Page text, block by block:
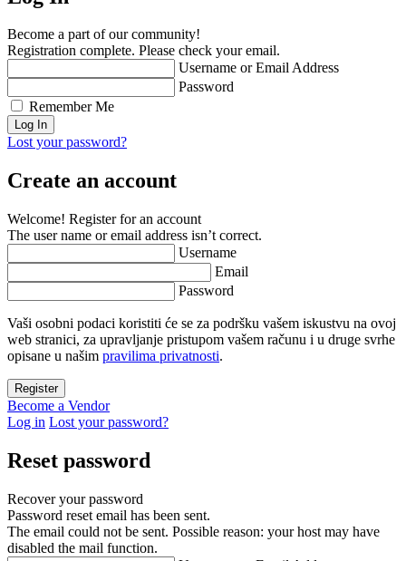
Become a part of our community!
Registration complete. Please check your email.
Username or Email Address
Password
Remember Me
Lost your password?
Create an account
Welcome! Register for an account
The user name or email address isn’t correct.
Username
Email
Password
Vaši osobni podaci koristiti će se za podršku vašem iskustvu na ovoj
web stranici, za upravljanje pristupom vašem računu i u druge svrhe
opisane u našim pravilima privatnosti.
Become a Vendor
Log in Lost your password?
Reset password
Recover your password
Password reset email has been sent.
The email could not be sent. Possible reason: your host may have
disabled the mail function.